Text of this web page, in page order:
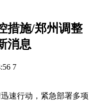
措施/郑州调整
消息
7
速行动，紧急部署多项